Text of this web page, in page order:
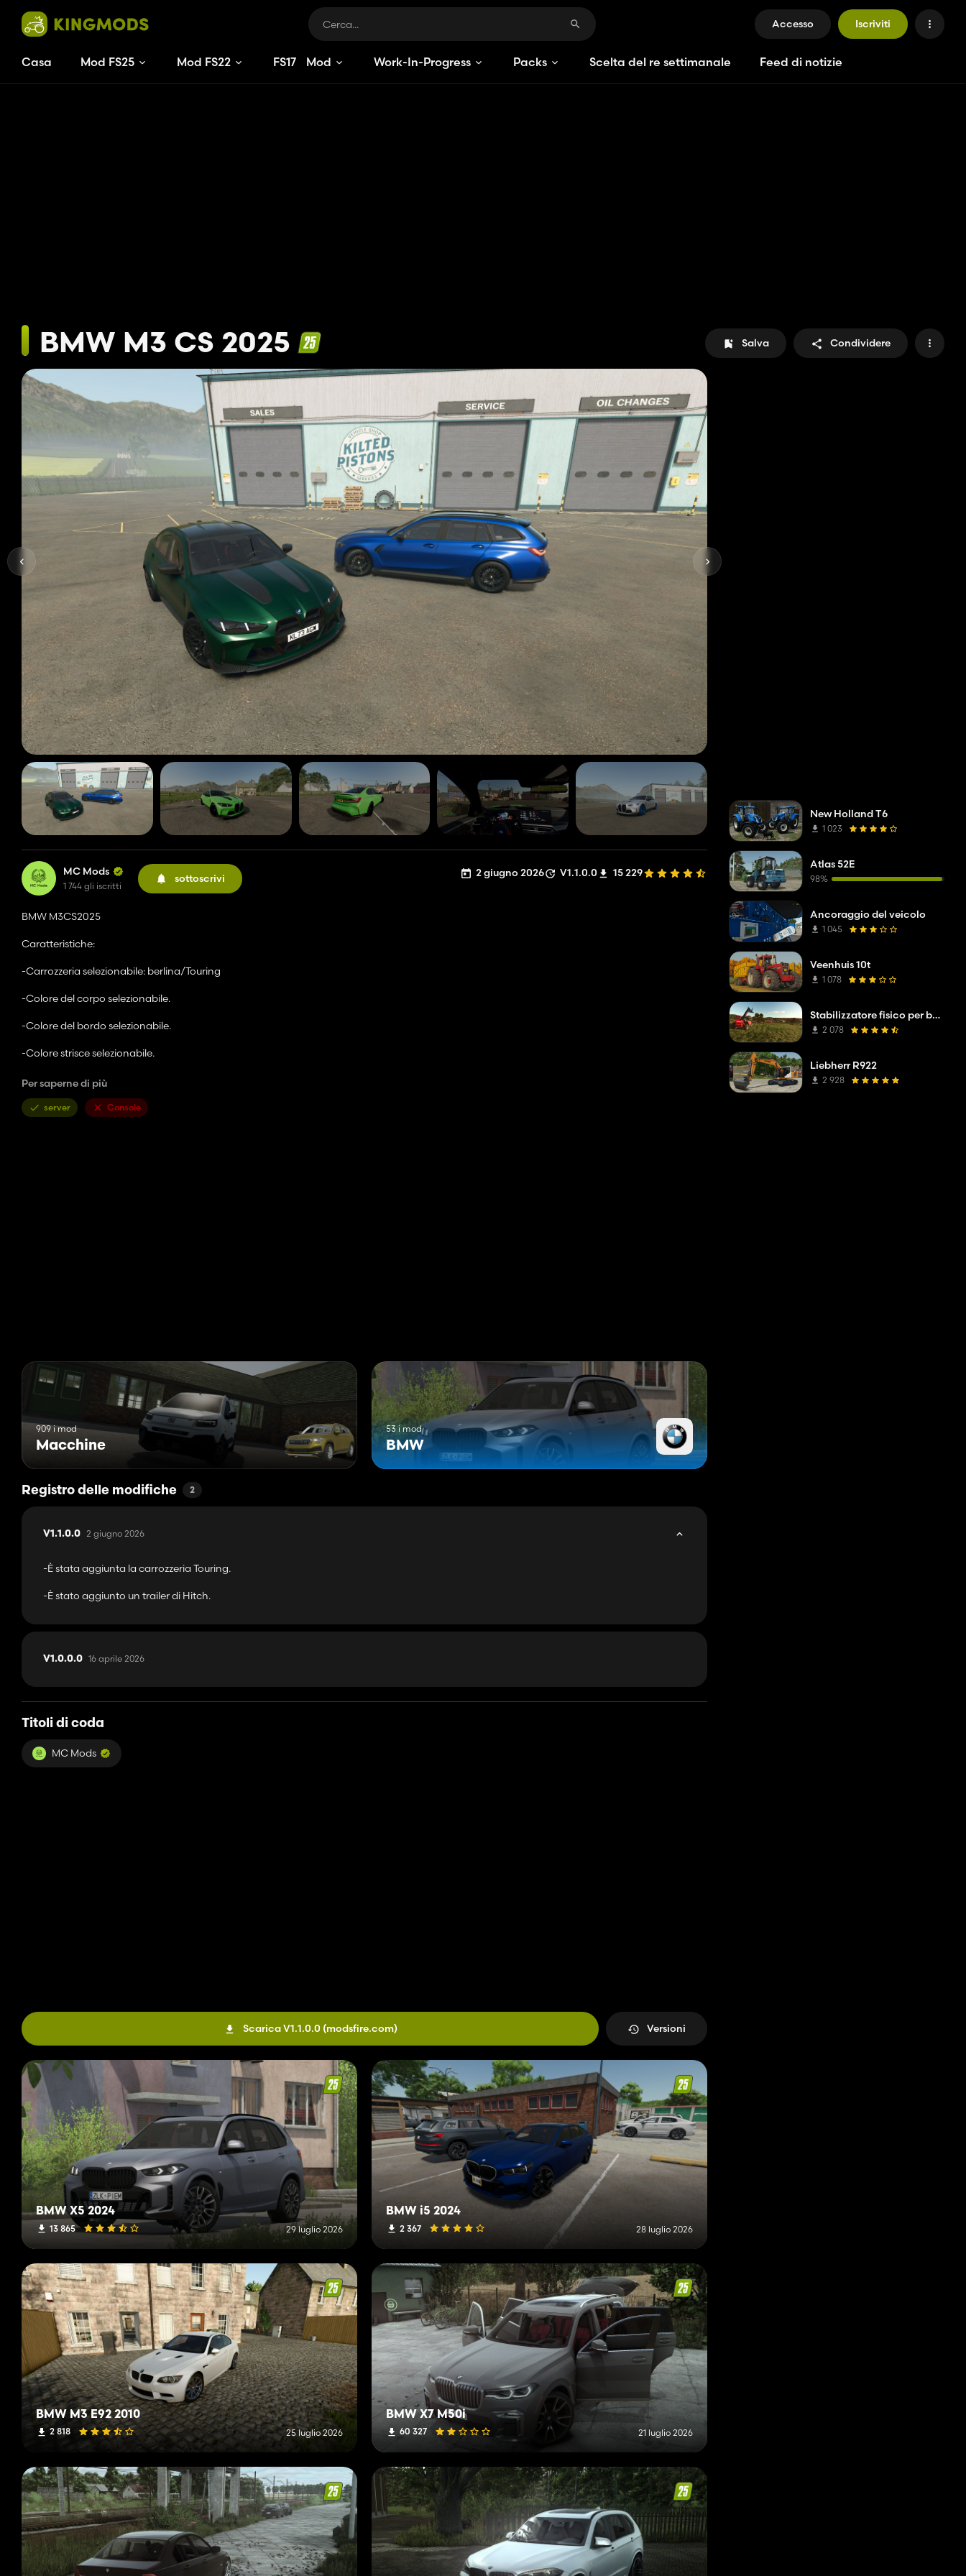
Accesso Iscriviti
Casa Mod FS25 Mod FS22 FS17 Mod Work-In-Progress Packs Scelta del re settimanale Feed di notizie
BMW M3 CS 2025 Salva Condividere
MC Mods
1 744 gli iscritti
sottoscrivi 2 giugno 2026 V1.1.0.0 15 229
BMW M3CS2025
Caratteristiche:
-Carrozzeria selezionabile: berlina/Touring
-Colore del corpo selezionabile.
-Colore del bordo selezionabile.
-Colore strisce selezionabile.
Per saperne di più
server Console
909 i mod
Macchine
53 i mod
BMW
Registro delle modifiche 2
V1.1.0.0 2 giugno 2026
-È stata aggiunta la carrozzeria Touring.
-È stato aggiunto un trailer di Hitch.
V1.0.0.0 16 aprile 2026
Titoli di coda
MC Mods
Scarica V1.1.0.0 (modsfire.com) Versioni
BMW X5 2024
13 865 29 luglio 2026
BMW i5 2024
2 367 28 luglio 2026
BMW M3 E92 2010
2 818 25 luglio 2026
BMW X7 M50i
60 327 21 luglio 2026
New Holland T6
1 023
Atlas 52E
98%
Ancoraggio del veicolo
1 045
Veenhuis 10t
1 078
Stabilizzatore fisico per balle
2 078
Liebherr R922
2 928